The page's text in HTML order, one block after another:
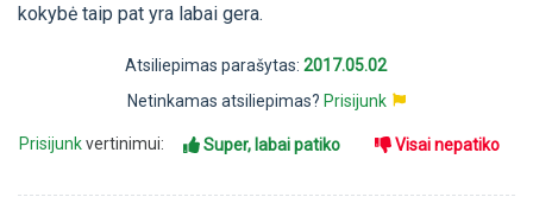
kokybė taip pat yra labai gera.
Atsiliepimas parašytas: 2017.05.02
Netinkamas atsiliepimas? Prisijunk
Prisijunkvertinimui: Super, labai patiko Visai nepatiko